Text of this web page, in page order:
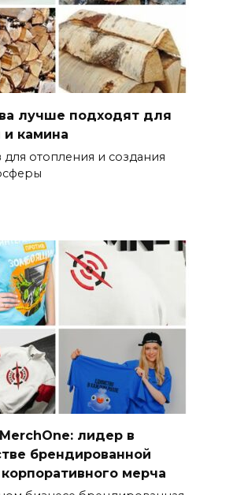
лучше подходят для
и камина
отопления и создания
лидер в
брендированной
мерча